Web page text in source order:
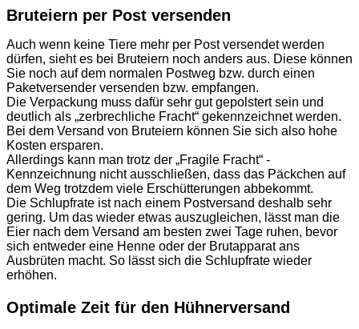
Bruteiern per Post versenden
Auch wenn keine Tiere mehr per Post versendet werden
dürfen, sieht es bei Bruteiern noch anders aus. Diese können
Sie noch auf dem normalen Postweg bzw. durch einen
Paketversender versenden bzw. empfangen.
Die Verpackung muss dafür sehr gut gepolstert sein und
deutlich als „zerbrechliche Fracht“ gekennzeichnet werden.
Bei dem Versand von Bruteiern können Sie sich also hohe
Kosten ersparen.
Allerdings kann man trotz der „Fragile Fracht“ -
Kennzeichnung nicht ausschließen, dass das Päckchen auf
dem Weg trotzdem viele Erschütterungen abbekommt.
Die Schlupfrate ist nach einem Postversand deshalb sehr
gering. Um das wieder etwas auszugleichen, lässt man die
Eier nach dem Versand am besten zwei Tage ruhen, bevor
sich entweder eine Henne oder der Brutapparat ans
Ausbrüten macht. So lässt sich die Schlupfrate wieder
erhöhen.
Optimale Zeit für den Hühnerversand